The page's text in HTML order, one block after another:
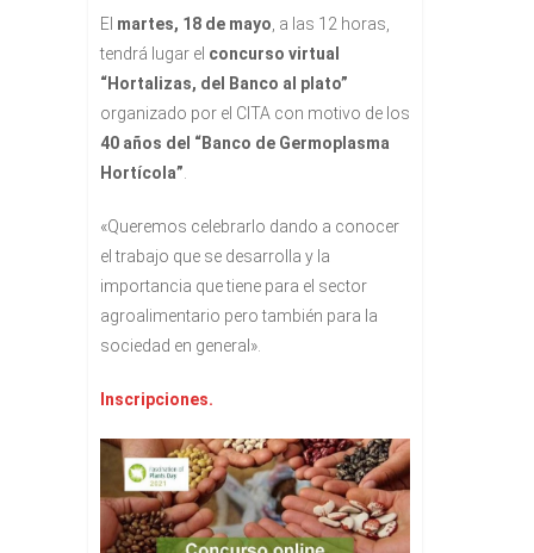
El martes, 18 de mayo , a las 12 horas,
tendrá lugar el concurso virtual
“Hortalizas, del Banco al plato”
organizado por el CITA con motivo de los
40 años del “Banco de Germoplasma
Hortícola”
«Queremos celebrarlo dando a conocer
el trabajo que se desarrolla y la
importancia que tiene para el sector
agroalimentario pero también para la
sociedad en general».
Inscripciones.